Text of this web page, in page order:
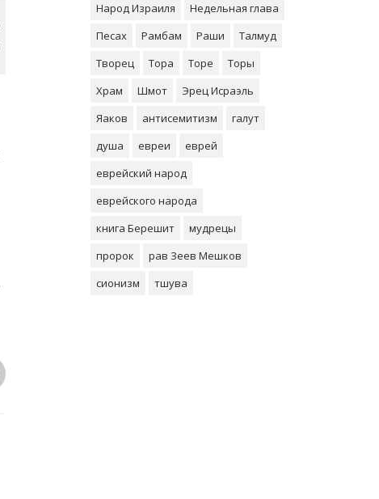
Народ Израиля
Недельная глава
Песах
Рамбам Раши
Талмуд
Творец
Тора Торе
Торы
Храм
Шмот
Эрец Исраэль
Яаков
антисемитизм
галут
душа
евреи
еврей
еврейский народ
еврейского народа
книга Берешит
мудрецы
пророк
рав Зеев Мешков
сионизм
тшува